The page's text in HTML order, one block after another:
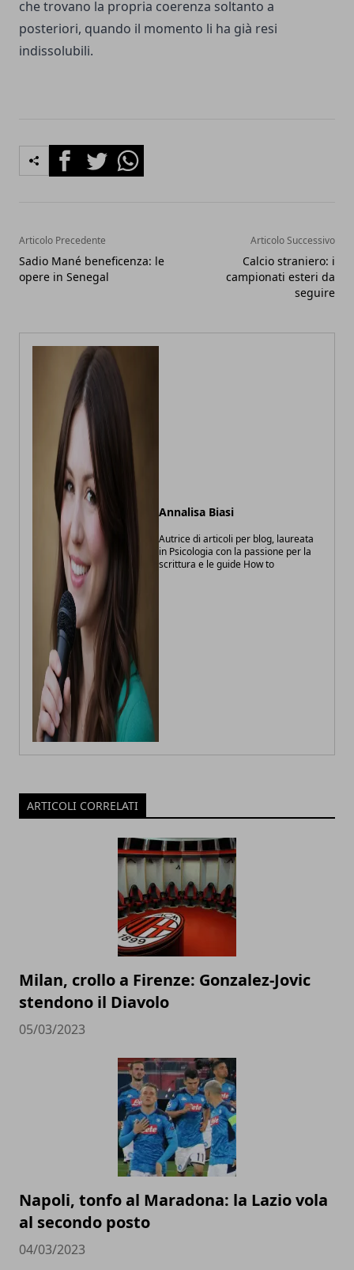
che trovano la propria coerenza soltanto a
posteriori, quando il momento li ha già resi
indissolubili.
FacebookTwitterWhatsapp
Articolo Precedente
Sadio Mané beneficenza: le
opere in Senegal
Articolo Successivo
Calcio straniero: i
campionati esteri da
seguire
Annalisa Biasi
Autrice di articoli per blog, laureata
in Psicologia con la passione per la
scrittura e le guide How to
ARTICOLI CORRELATI
Milan, crollo a Firenze: Gonzalez-Jovic
stendono il Diavolo
05/03/2023
Napoli, tonfo al Maradona: la Lazio vola
al secondo posto
04/03/2023